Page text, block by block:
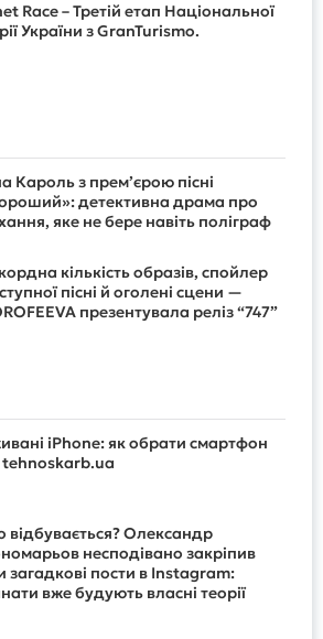
Race – Третій етап Національної
України з GranTurismo.
Кароль з прем’єрою пісні
детективна драма про
яке не бере навіть поліграф
кількість образів, спойлер
пісні й оголені сцени —
презентувала реліз “747”
iPhone: як обрати смартфон
tehnoskarb.ua
Олександр
несподівано закріпив
загадкові пости в Instagram:
вже будують власні теорії